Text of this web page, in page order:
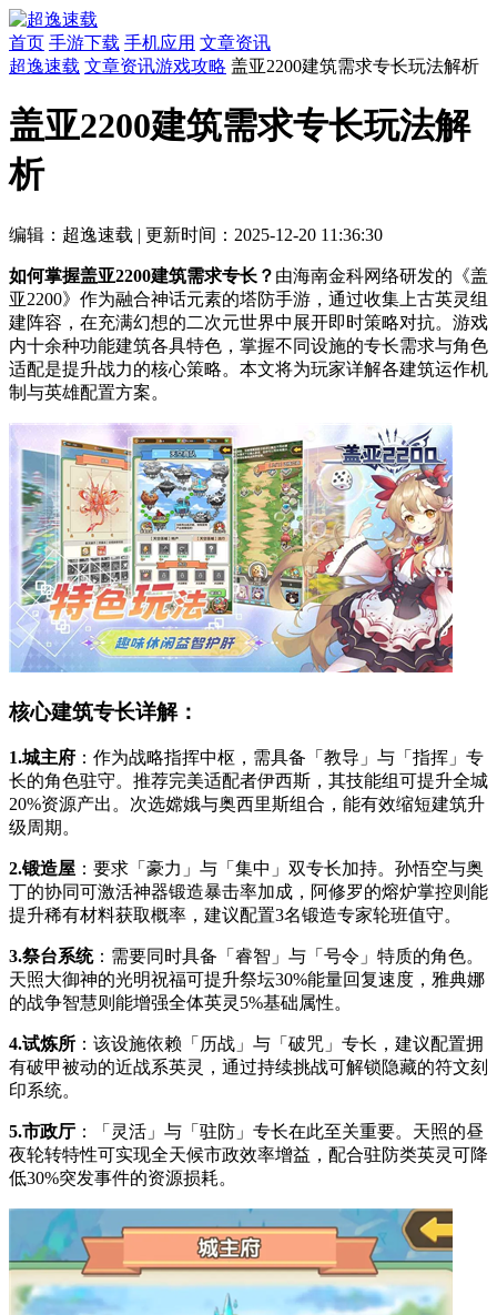
首页 手游下载 手机应用 文章资讯
超逸速载 文章资讯游戏攻略 盖亚2200建筑需求专长玩法解析
盖亚2200建筑需求专长玩法解
析
编辑：超逸速载 | 更新时间：2025-12-20 11:36:30
如何掌握盖亚2200建筑需求专长？ 由海南金科网络研发的《盖
亚2200》作为融合神话元素的塔防手游，通过收集上古英灵组
建阵容，在充满幻想的二次元世界中展开即时策略对抗。游戏
内十余种功能建筑各具特色，掌握不同设施的专长需求与角色
适配是提升战力的核心策略。本文将为玩家详解各建筑运作机
制与英雄配置方案。
核心建筑专长详解：
1.城主府 ：作为战略指挥中枢，需具备「教导」与「指挥」专
长的角色驻守。推荐完美适配者伊西斯，其技能组可提升全城
20%资源产出。次选嫦娥与奥西里斯组合，能有效缩短建筑升
级周期。
2.锻造屋 ：要求「豪力」与「集中」双专长加持。孙悟空与奥
丁的协同可激活神器锻造暴击率加成，阿修罗的熔炉掌控则能
提升稀有材料获取概率，建议配置3名锻造专家轮班值守。
3.祭台系统：需要同时具备「睿智」与「号令」特质的角色。
天照大御神的光明祝福可提升祭坛30%能量回复速度，雅典娜
的战争智慧则能增强全体英灵5%基础属性。
4.试炼所 ：该设施依赖「历战」与「破咒」专长，建议配置拥
有破甲被动的近战系英灵，通过持续挑战可解锁隐藏的符文刻
印系统。
5.市政厅 ：「灵活」与「驻防」专长在此至关重要。天照的昼
夜轮转特性可实现全天候市政效率增益，配合驻防类英灵可降
低30%突发事件的资源损耗。